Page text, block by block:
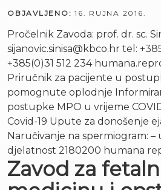
OBJAVLJENO: 16. RUJNA 2016.
Pročelnik Zavoda: prof. dr. sc.
sijanovic.sinisa@kbco.hr tel:
+385(0)31 512 234
Priručnik za pacijente u
pomognute oplodnje
postupke MPO u vrijeme
Covid-19 Upute za donošenje
Naručivanje na spermiogram: –
djelatnost 2180200 humana
Zavod za